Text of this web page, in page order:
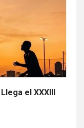
el XXXIII